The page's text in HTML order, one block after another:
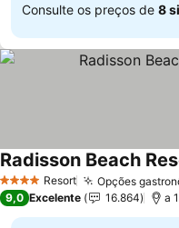
Consulte os preços de 8
4 EstrelasResort Opções
Radisson Beach
9,0 Excelente 16.864 a